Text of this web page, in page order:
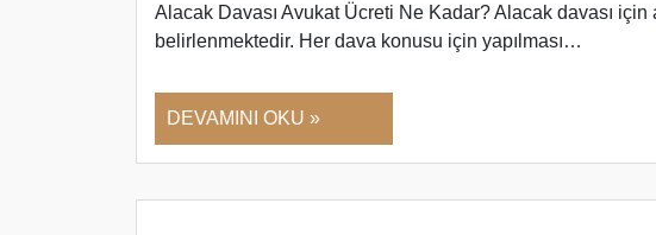
Alacak Davası Avukat Ücreti Ne Kadar? Alacak davası
belirlenmektedir. Her dava konusu için yapılması…
DEVAMINI OKU »